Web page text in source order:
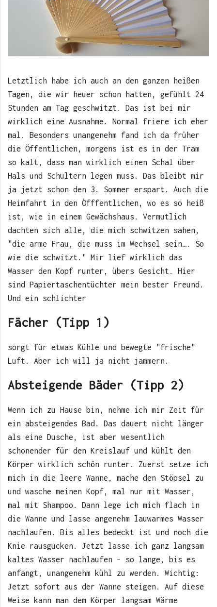
Letztlich habe ich auch an den ganzen heißen
Tagen, die wir heuer schon hatten, gefühlt 24
Stunden am Tag geschwitzt. Das ist bei mir
wirklich eine Ausnahme. Normal friere ich eher
mal. Besonders unangenehm fand ich da früher
die Öffentlichen, morgens ist es in der Tram
so kalt, dass man wirklich einen Schal über
Hals und Schultern legen muss. Das bleibt mir
ja jetzt schon den 3. Sommer erspart. Auch die
Heimfahrt in den Öfffentlichen, wo es so heiß
ist, wie in einem Gewächshaus. Vermutlich
dachten sich alle, die mich schwitzen sahen,
"die arme Frau, die muss im Wechsel sein…. So
wie die schwitzt." Mir lief wirklich das
Wasser den Kopf runter, übers Gesicht. Hier
sind Papiertaschentüchter mein bester Freund.
Und ein schlichter
Fächer (Tipp 1)
sorgt für etwas Kühle und bewegte "frische"
Luft. Aber ich will ja nicht jammern.
Absteigende Bäder (Tipp 2)
Wenn ich zu Hause bin, nehme ich mir Zeit für
ein absteigendes Bad. Das dauert nicht länger
als eine Dusche, ist aber wesentlich
schonender für den Kreislauf und kühlt den
Körper wirklich schön runter. Zuerst setze ich
mich in die leere Wanne, mache den Stöpsel zu
und wasche meinen Kopf, mal nur mit Wasser,
mal mit Shampoo. Dann lege ich mich flach in
die Wanne und lasse angenehm lauwarmes Wasser
nachlaufen. Bis alles bedeckt ist und noch die
Knie rausgucken. Jetzt lasse ich ganz langsam
kaltes Wasser nachlaufen – so lange, bis es
anfängt, unangenehm kühl zu werden. Wichtig:
Jetzt sofort aus der Wanne steigen. Auf diese
Weise kann man dem Körper langsam Wärme